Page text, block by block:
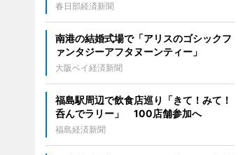
春日部経済新聞
南港の結婚式場で「アリスのゴシックフ
ァンタジーアフタヌーンティー」
大阪ベイ経済新聞
福島駅周辺で飲食店巡り「きて！みて！
呑んでラリー」 100店舗参加へ
福島経済新聞